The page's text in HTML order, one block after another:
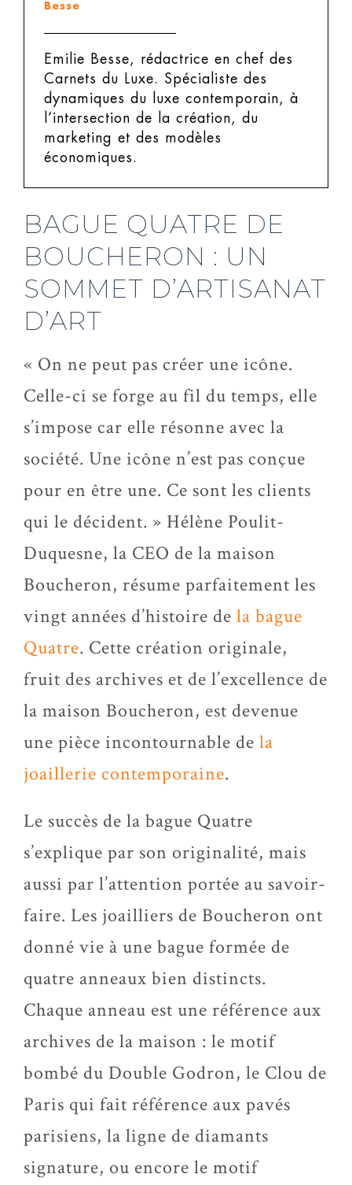
Besse
Emilie Besse, rédactrice en chef des
Carnets du Luxe.
Spécialiste des
dynamiques du luxe contemporain, à
l’intersection de la création, du
marketing et des modèles
économiques.
BAGUE QUATRE DE
BOUCHERON : UN
SOMMET D’ARTISANAT
D’ART
« On ne peut pas créer une icône.
Celle-ci se forge au fil du temps, elle
s’impose car elle résonne avec la
société. Une icône n’est pas conçue
pour en être une. Ce sont les clients
qui le décident. » Hélène Poulit-
Duquesne, la CEO de la maison
Boucheron, résume parfaitement les
vingt années d’histoire de la bague
Quatre. Cette création originale,
fruit des archives et de l’excellence de
la maison Boucheron, est devenue
une pièce incontournable de la
joaillerie contemporaine.
Le succès de la bague Quatre
s’explique par son originalité, mais
aussi par l’attention portée au savoir-
faire. Les joailliers de Boucheron ont
donné vie à une bague formée de
quatre anneaux bien distincts.
Chaque anneau est une référence aux
archives de la maison : le motif
bombé du Double Godron, le Clou de
Paris qui fait référence aux pavés
parisiens, la ligne de diamants
signature, ou encore le motif